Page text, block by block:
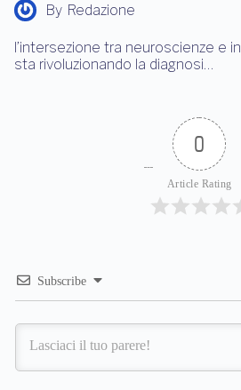
By Redazione
l’intersezione tra neuroscienze e
sta rivoluzionando la diagnosi…
0
Article Rating
Subscribe